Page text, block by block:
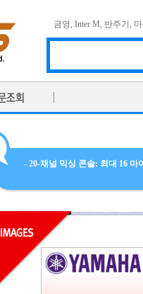
금영, Inter M, 반주기 ,
- 20-채널 믹싱 콘솔: 최대 16 마